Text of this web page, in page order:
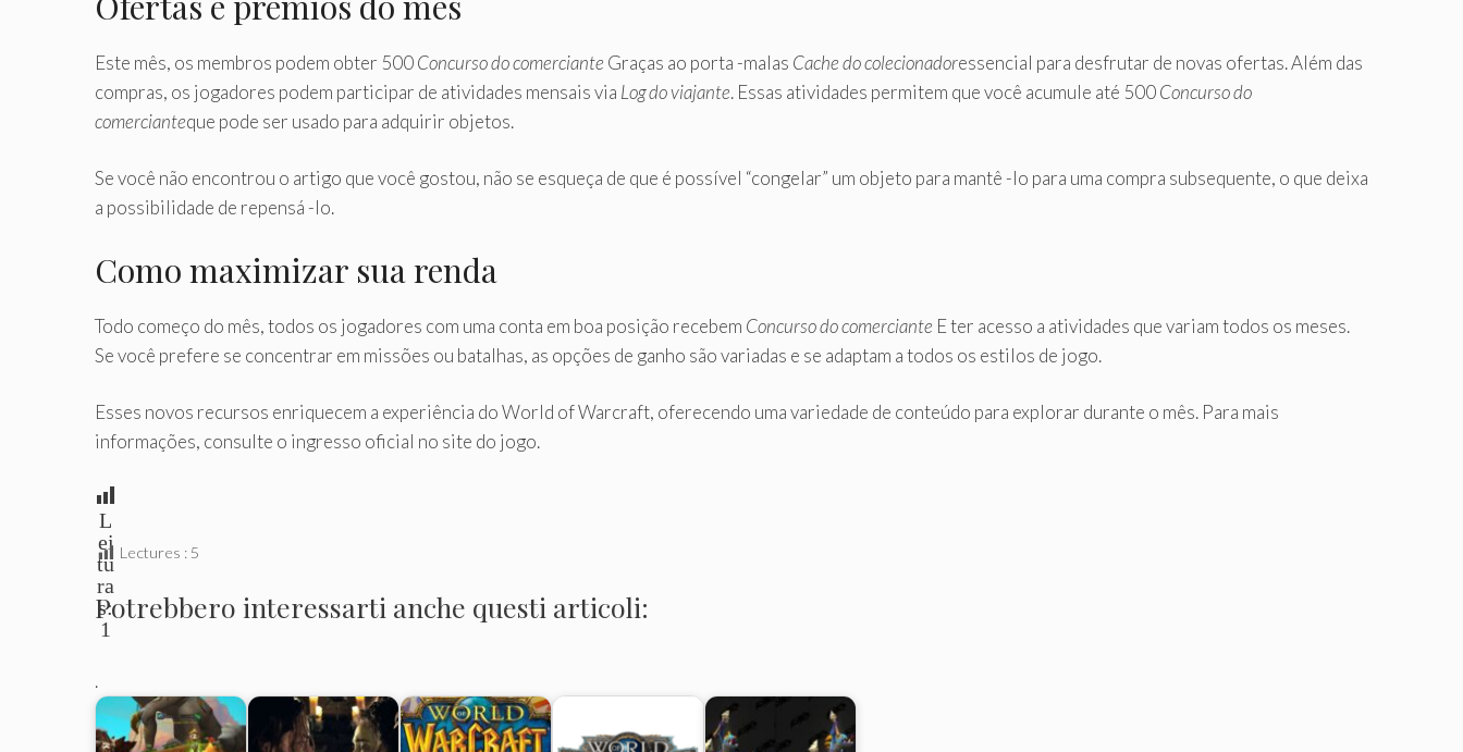
Este mês, os membros podem obter 500Concurso do comerciante Graças ao porta -malas Cache do colecionadoressencial para desfrutar de novas ofertas. Além das
compras, os jogadores podem participar de atividades mensais via Log do viajante. Essas atividades permitem que você acumule até 500Concurso do
comercianteque pode ser usado para adquirir objetos.
Se você não encontrou o artigo que você gostou, não se esqueça de que é possível “congelar” um objeto para mantê -lo para uma compra subsequente, o que deixa
a possibilidade de repensá -lo.
Como maximizar sua renda
Todo começo do mês, todos os jogadores com uma conta em boa posição recebem Concurso do comerciante E ter acesso a atividades que variam todos os meses.
Se você prefere se concentrar em missões ou batalhas, as opções de ganho são variadas e se adaptam a todos os estilos de jogo.
Esses novos recursos enriquecem a experiência do World of Warcraft, oferecendo uma variedade de conteúdo para explorar durante o mês. Para mais
informações, consulte o ingresso oficial no site do jogo.
L
ei
tu
ra
s:
1
Lectures : 5
Potrebbero interessarti anche questi articoli:
.